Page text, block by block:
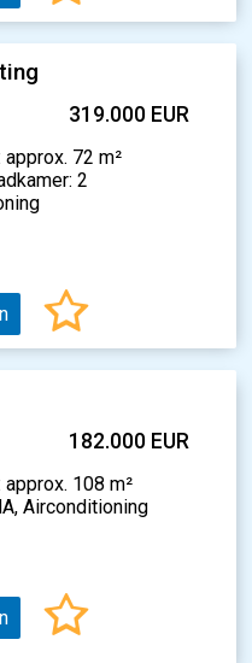
319.000 EUR
72 m²
2
182.000 EUR
108 m²
Airconditioning